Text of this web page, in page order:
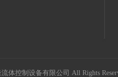
流体控制设备有限公司 All Rights